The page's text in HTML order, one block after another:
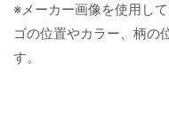
※メーカー画像を使用し
ゴの位置やカラー、柄の
す。